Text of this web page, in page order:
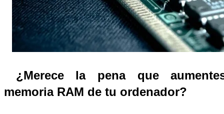
¿Merece la pena que
memoria RAM de tu ordenador?